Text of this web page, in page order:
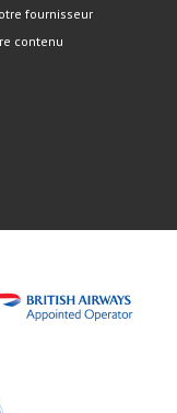
fournisseur
contenu